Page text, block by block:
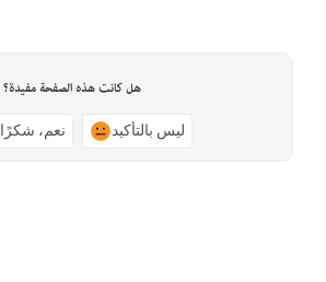
هل كانت هذه الصفحة مفيدة؟
نعم، شكرًا ليس بالتأكيد